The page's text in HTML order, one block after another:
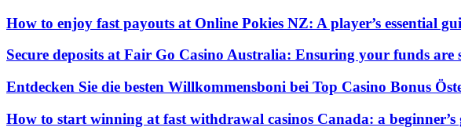
How to enjoy fast payouts at Online Pokies NZ: A player’s essential
Secure deposits at Fair Go Casino Australia: Ensuring your funds are
Entdecken Sie die besten Willkommensboni bei Top Casino Bonus
How to start winning at fast withdrawal casinos Canada: a